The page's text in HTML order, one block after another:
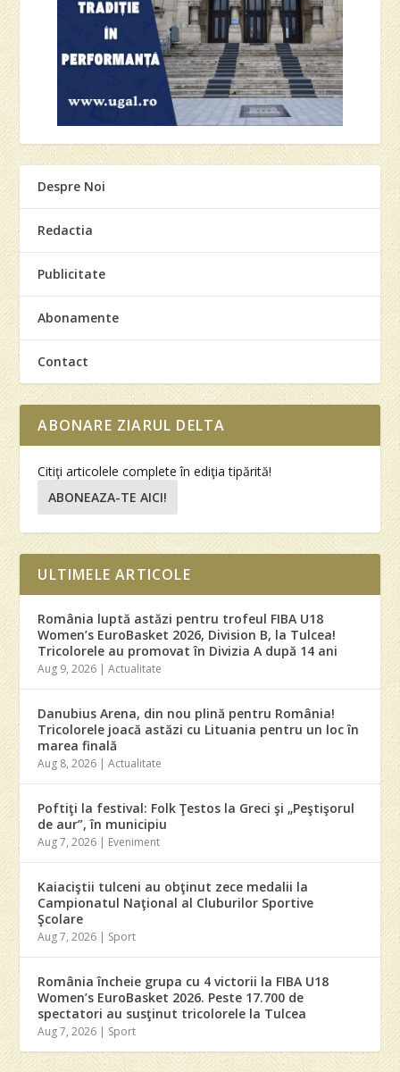
Despre Noi
Redactia
Publicitate
Abonamente
Contact
ABONARE ZIARUL DELTA
Citiţi articolele complete în ediţia tipărită!
ABONEAZA-TE AICI!
ULTIMELE ARTICOLE
România luptă astăzi pentru trofeul FIBA U18
Women’s EuroBasket 2026, Division B, la Tulcea!
Tricolorele au promovat în Divizia A după 14 ani
Aug 9, 2026 |Actualitate
Danubius Arena, din nou plină pentru România!
Tricolorele joacă astăzi cu Lituania pentru un loc în
marea finală
Aug 8, 2026 |Actualitate
Poftiţi la festival: Folk Ţestos la Greci şi „Peştişorul
de aur”, în municipiu
Aug 7, 2026 | Eveniment
Kaiaciştii tulceni au obţinut zece medalii la
Campionatul Naţional al Cluburilor Sportive
Şcolare
Aug 7, 2026 | Sport
România încheie grupa cu 4 victorii la FIBA U18
Women’s EuroBasket 2026. Peste 17.700 de
spectatori au susţinut tricolorele la Tulcea
Aug 7, 2026 | Sport